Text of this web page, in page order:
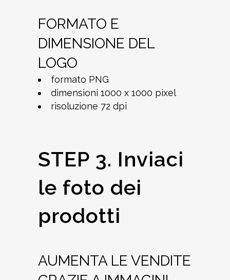
FORMATO E
DIMENSIONE DEL
LOGO
formato PNG
dimensioni 1000 x 1000 pixel
risoluzione 72 dpi
STEP 3. Inviaci
le foto dei
prodotti
AUMENTA LE VENDITE